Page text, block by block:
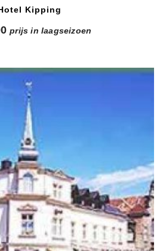
Kipping
prijs in laagseizoen